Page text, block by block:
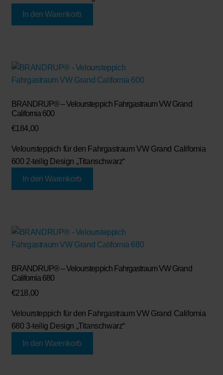
In den Warenkorb
BRANDRUP® – Veloursteppich Fahrgastraum VW Grand
California 600
€184,00
Veloursteppich für den Fahrgastraum VW Grand California
600 2-teilig Design „Titanschwarz“
In den Warenkorb
BRANDRUP® – Veloursteppich Fahrgastraum VW Grand
California 680
€218,00
Veloursteppich für den Fahrgastraum VW Grand California
680 3-teilig Design „Titanschwarz“
In den Warenkorb